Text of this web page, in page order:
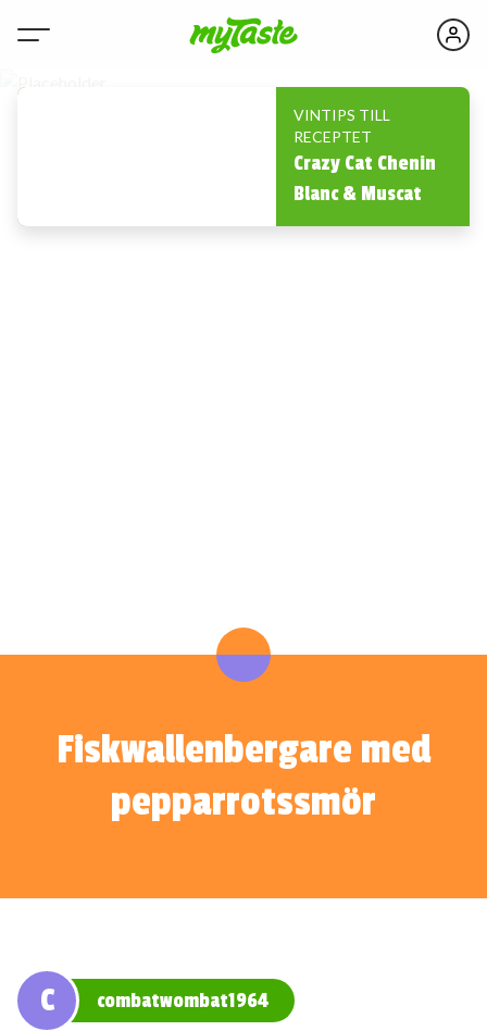
VINTIPS TILL
RECEPTET
Crazy Cat Chenin
Blanc & Muscat
Fiskwallenbergare med
pepparrotssmör
C combatwombat1964